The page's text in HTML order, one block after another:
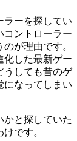
ラーを探してい
コントローラー
が理由です。
化した最新ゲー
うしても昔のゲ
になってしまい
かと探していた
です。